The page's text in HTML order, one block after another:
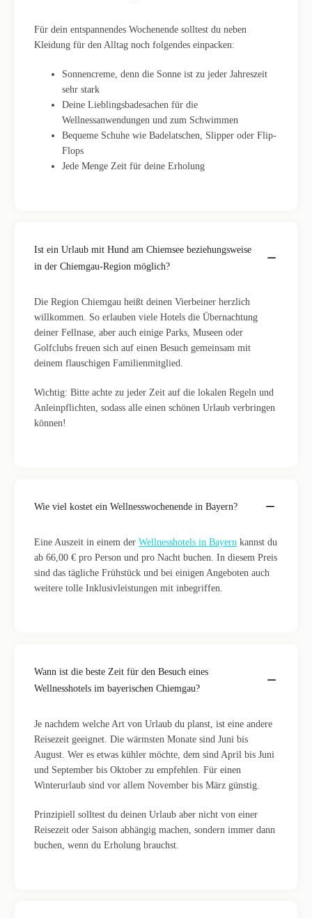
Für dein entspannendes Wochenende solltest du neben
Kleidung für den Alltag noch folgendes einpacken:
Sonnencreme, denn die Sonne ist zu jeder Jahreszeit
sehr stark
Deine Lieblingsbadesachen für die
Wellnessanwendungen und zum Schwimmen
Bequeme Schuhe wie Badelatschen, Slipper oder Flip-
Flops
Jede Menge Zeit für deine Erholung
Ist ein Urlaub mit Hund am Chiemsee beziehungsweise
in der Chiemgau-Region möglich?
Die Region Chiemgau heißt deinen Vierbeiner herzlich
willkommen. So erlauben viele Hotels die Übernachtung
deiner Fellnase, aber auch einige Parks, Museen oder
Golfclubs freuen sich auf einen Besuch gemeinsam mit
deinem flauschigen Familienmitglied.
Wichtig: Bitte achte zu jeder Zeit auf die lokalen Regeln und
Anleinpflichten, sodass alle einen schönen Urlaub verbringen
können!
Wie viel kostet ein Wellnesswochenende in Bayern?
Eine Auszeit in einem der Wellnesshotels in Bayern kannst du
ab 66,00 € pro Person und pro Nacht buchen. In diesem Preis
sind das tägliche Frühstück und bei einigen Angeboten auch
weitere tolle Inklusivleistungen mit inbegriffen.
Wann ist die beste Zeit für den Besuch eines
Wellnesshotels im bayerischen Chiemgau?
Je nachdem welche Art von Urlaub du planst, ist eine andere
Reisezeit geeignet. Die wärmsten Monate sind Juni bis
August. Wer es etwas kühler möchte, dem sind April bis Juni
und September bis Oktober zu empfehlen. Für einen
Winterurlaub sind vor allem November bis März günstig.
Prinzipiell solltest du deinen Urlaub aber nicht von einer
Reisezeit oder Saison abhängig machen, sondern immer dann
buchen, wenn du Erholung brauchst.